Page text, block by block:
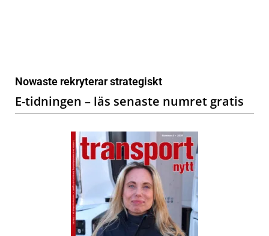
Nowaste rekryterar strategiskt
E-tidningen – läs senaste numret gratis